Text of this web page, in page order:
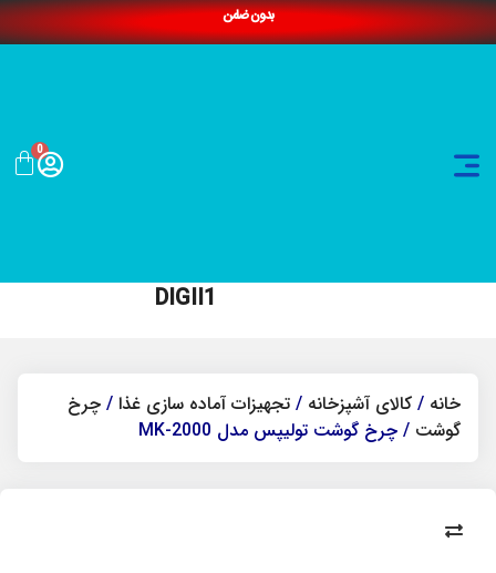
بدون ضامن
0
DIGII1
خانه / کالای آشپزخانه / تجهیزات آماده سازی غذا / چرخ
گوشت / چرخ گوشت تولیپس مدل MK-2000